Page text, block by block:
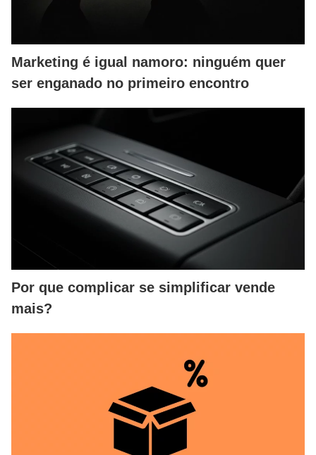
Marketing é igual namoro: ninguém quer
ser enganado no primeiro encontro
Por que complicar se simplificar vende
mais?